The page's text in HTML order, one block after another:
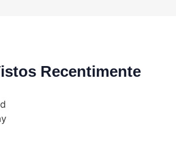
Recentimente